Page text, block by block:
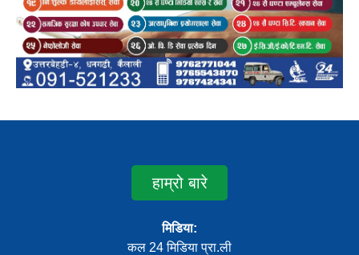
हाम्रो बारे
मिडिया:
कल 24 मिडिया प्रा.ली